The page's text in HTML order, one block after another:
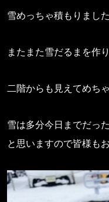
雪めっちゃ積もりまし
またまた雪だるまを作
二階からも見えてめち
雪は多分今日までだっ
と思いますので皆様も